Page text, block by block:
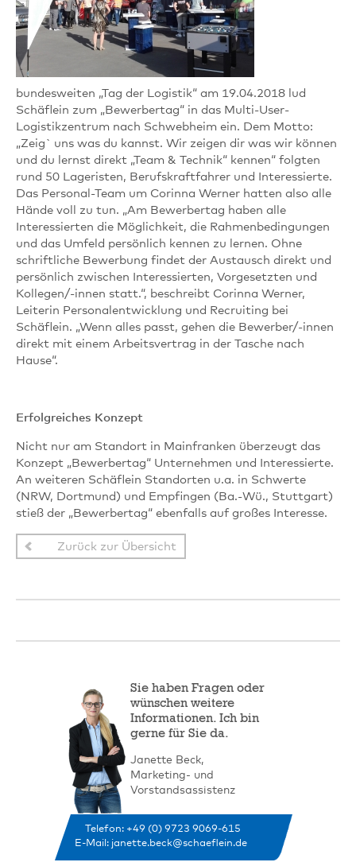
bundesweiten „Tag der Logistik“ am 19.04.2018 lud
Schäflein zum „Bewerbertag“ in das Multi-User-
Logistikzentrum nach Schwebheim ein. Dem Motto:
„Zeig` uns was du kannst. Wir zeigen dir was wir können
und du lernst direkt „Team & Technik“ kennen“ folgten
rund 50 Lageristen, Berufskraftfahrer und Interessierte.
Das Personal-Team um Corinna Werner hatten also alle
Hände voll zu tun. „Am Bewerbertag haben alle
Interessierten die Möglichkeit, die Rahmenbedingungen
und das Umfeld persönlich kennen zu lernen. Ohne
schriftliche Bewerbung findet der Austausch direkt und
persönlich zwischen Interessierten, Vorgesetzten und
Kollegen/-innen statt.“, beschreibt Corinna Werner,
Leiterin Personalentwicklung und Recruiting bei
Schäflein. „Wenn alles passt, gehen die Bewerber/-innen
direkt mit einem Arbeitsvertrag in der Tasche nach
Hause“.
Erfolgreiches Konzept
Nicht nur am Standort in Mainfranken überzeugt das
Konzept „Bewerbertag“ Unternehmen und Interessierte.
An weiteren Schäflein Standorten u.a. in Schwerte
(NRW, Dortmund) und Empfingen (Ba.-Wü., Stuttgart)
stieß der „Bewerbertag“ ebenfalls auf großes Interesse.
Zurück zur Übersicht
Sie haben Fragen oder
wünschen weitere
Informationen. Ich bin
gerne für Sie da.
Janette Beck,
Marketing- und
Vorstandsassistenz
Telefon: +49 (0) 9723 9069-615
E-Mail: janette.beck@schaeflein.de